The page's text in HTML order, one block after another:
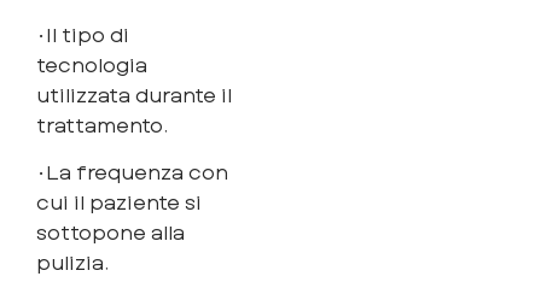
•Il tipo di
tecnologia
utilizzata durante il
trattamento.
•La frequenza con
cui il paziente si
sottopone alla
pulizia.